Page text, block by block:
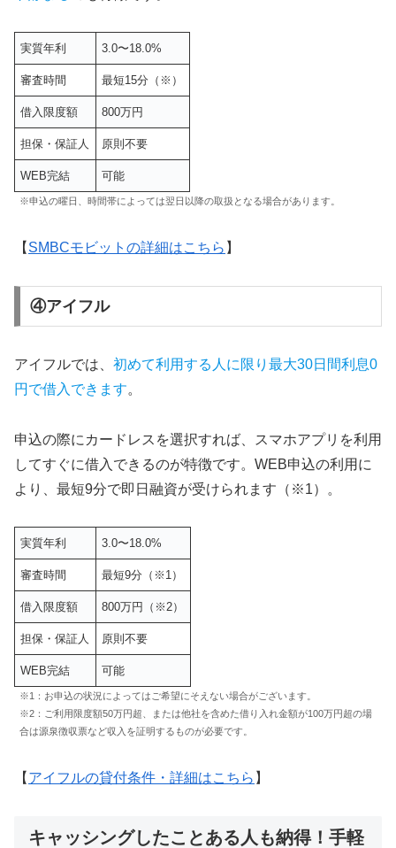
実質年利 3.0〜18.0%
審査時間 最短15分（※）
借入限度額 800万円
担保・保証人 原則不要
WEB完結 可能
※申込の曜日、時間帯によっては翌日以降の取扱となる場合があります。
【 SMBCモビットの詳細はこちら 】
④アイフル
アイフルでは、 初めて利用する人に限り最大30日間利息0
円で借入できます。
申込の際にカードレスを選択すれば、スマホアプリを利用
してすぐに借入できるのが特徴です。WEB申込の利用に
より、最短9分で即日融資が受けられます（※1）。
実質年利 3.0〜18.0%
審査時間 最短9分（※1）
借入限度額 800万円（※2）
担保・保証人 原則不要
WEB完結 可能
※1：お申込の状況によってはご希望にそえない場合がございます。
※2：ご利用限度額50万円超、または他社を含めた借り入れ金額が100万円超の場
合は源泉徴収票など収入を証明するものが必要です。
【 アイフルの貸付条件・詳細はこちら 】
キャッシングしたことある人も納得！手軽